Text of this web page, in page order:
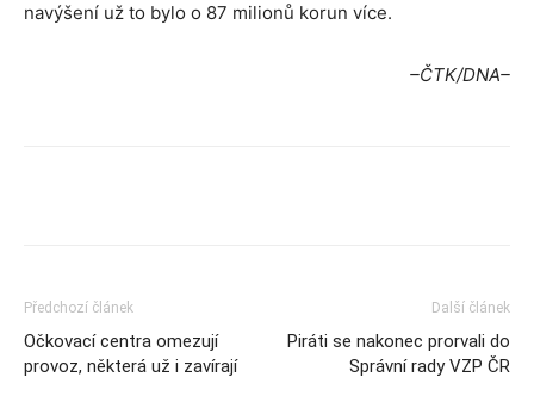
navýšení už to bylo o 87 milionů korun více.
–ČTK/DNA–
Předchozí článek
Očkovací centra omezují
provoz, některá už i zavírají
Další článek
Piráti se nakonec prorvali do
Správní rady VZP ČR